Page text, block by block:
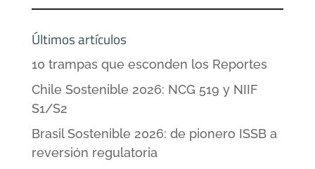
Últimos artículos
10 trampas que esconden los Reportes
Chile Sostenible 2026: NCG 519 y NIIF
S1/S2
Brasil Sostenible 2026: de pionero ISSB a
reversión regulatoria